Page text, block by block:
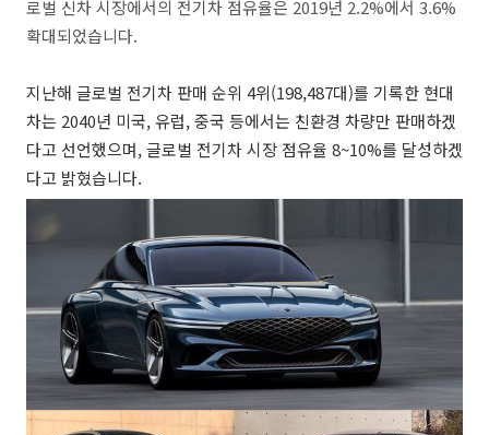
로벌 신차 시장에서의 전기차 점유율은 2019년 2.2%에서 3.6%
확대되었습니다.
지난해 글로벌 전기차 판매 순위 4위(198,487대)를 기록한 현대
차는 2040년 미국, 유럽, 중국 등에서는 친환경 차량만 판매하겠
다고 선언했으며, 글로벌 전기차 시장 점유율 8~10%를 달성하겠
다고 밝혔습니다.